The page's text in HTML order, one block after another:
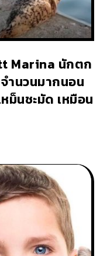
Marina นักตก
ำนวนมากนอน
ม็นชะมัด เหมือน